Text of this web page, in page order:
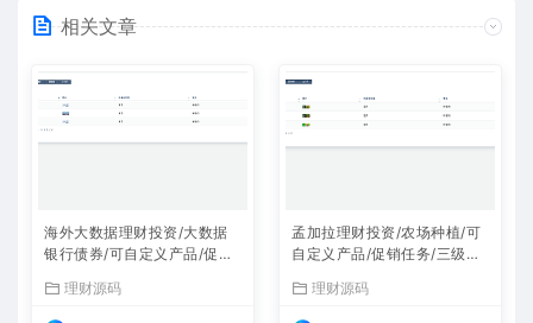
相关文章
海外大数据理财投资/大数据
银行债券/可自定义产品/促销
理财源码
孟加拉理财投资/农场种植/可
自定义产品/促销任务/三级分
理财源码